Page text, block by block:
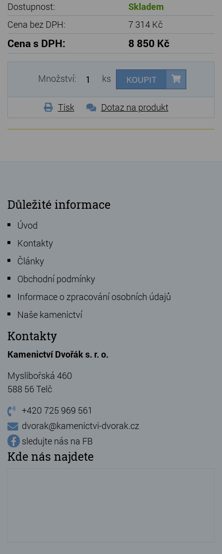
Dostupnost:
Skladem
Cena bez DPH:
7 314 Kč
Cena s DPH: 8 850 Kč
Množství: ks KOUPIT
Tisk Dotaz na produkt
Důležité informace
Úvod
Kontakty
Články
Obchodní podmínky
Informace o zpracování osobních údajů
Naše kamenictví
Kontakty
Kamenictví Dvořák s. r. o.
Myslibořská 460
588 56 Telč
+420 725 969 561
dvorak@kamenictvi-dvorak.cz
sledujte nás na FB
Kde nás najdete